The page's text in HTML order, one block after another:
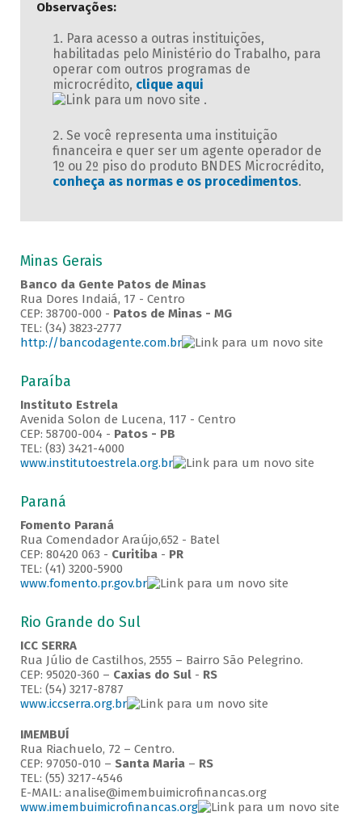
Observações:
Para acesso a outras instituições,
habilitadas pelo Ministério do Trabalho, para
operar com outros programas de
microcrédito, clique aqui
.
Se você representa uma instituição
financeira e quer ser um agente operador de
1º ou 2º piso do produto BNDES Microcrédito,
conheça as normas e os procedimentos.
Minas Gerais
Banco da Gente Patos de Minas
Rua Dores Indaiá, 17 - Centro
CEP: 38700-000 - Patos de Minas - MG
TEL: (34) 3823-2777
http://bancodagente.com.br
Paraíba
Instituto Estrela
Avenida Solon de Lucena, 117 - Centro
CEP: 58700-004 - Patos - PB
TEL: (83) 3421-4000
www.institutoestrela.org.br
Paraná
Fomento Paraná
Rua Comendador Araújo,652 - Batel
CEP: 80420 063 - Curitiba- PR
TEL: (41) 3200-5900
www.fomento.pr.gov.br
Rio Grande do Sul
ICC SERRA
Rua Júlio de Castilhos, 2555 – Bairro São Pelegrino.
CEP: 95020-360 – Caxias do Sul- RS
TEL: (54) 3217-8787
www.iccserra.org.br
IMEMBUÍ
Rua Riachuelo, 72 – Centro.
CEP: 97050-010 – Santa Maria– RS
TEL: (55) 3217-4546
E-MAIL: analise@imembuimicrofinancas.org
www.imembuimicrofinancas.org